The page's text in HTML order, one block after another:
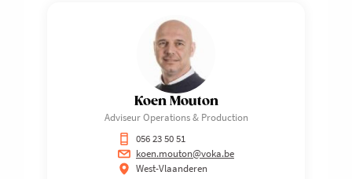
Koen Mouton
Adviseur Operations & Production
056 23 50 51
koen.mouton@voka.be
West-Vlaanderen